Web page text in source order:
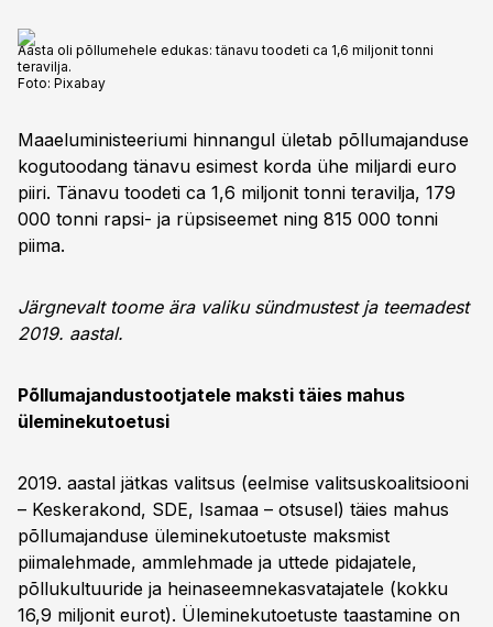
Aasta oli põllumehele edukas: tänavu toodeti ca 1,6 miljonit tonni
teravilja.
Foto: Pixabay
Maaeluministeeriumi hinnangul ületab põllumajanduse
kogutoodang tänavu esimest korda ühe miljardi euro
piiri. Tänavu toodeti ca 1,6 miljonit tonni teravilja, 179
000 tonni rapsi- ja rüpsiseemet ning 815 000 tonni
piima.
Järgnevalt toome ära valiku sündmustest ja teemadest
2019. aastal.
Põllumajandustootjatele maksti täies mahus
üleminekutoetusi
2019. aastal jätkas valitsus (eelmise valitsuskoalitsiooni
– Keskerakond, SDE, Isamaa – otsusel) täies mahus
põllumajanduse üleminekutoetuste maksmist
piimalehmade, ammlehmade ja uttede pidajatele,
põllukultuuride ja heinaseemnekasvatajatele (kokku
16,9 miljonit eurot). Üleminekutoetuste taastamine on